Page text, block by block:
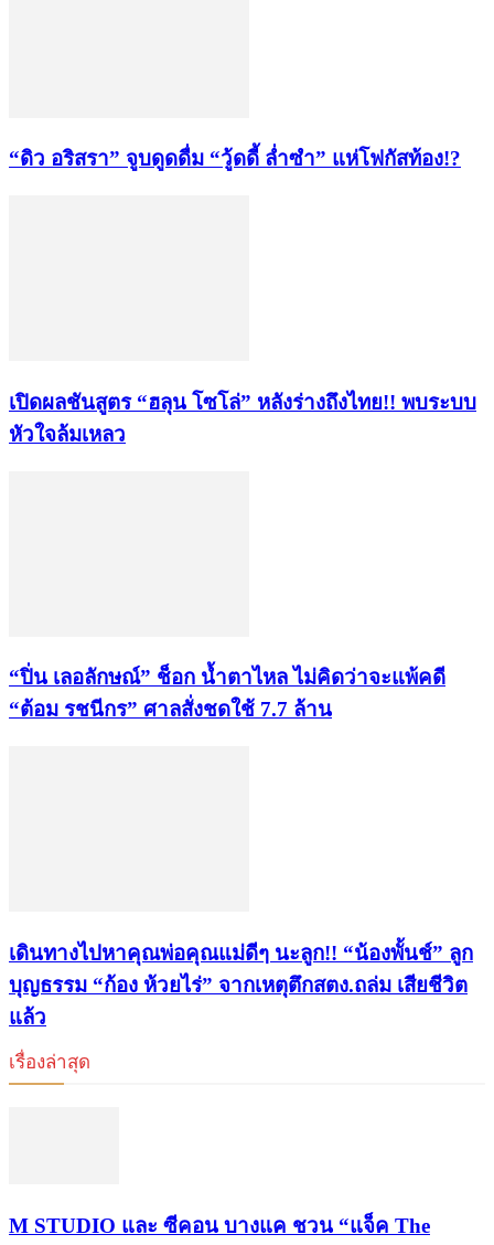
“ดิว อริสรา” จูบดูดดื่ม “วู้ดดี้ ล่ำซำ” แห่โฟกัสท้อง!?
เปิดผลชันสูตร “ฮลุน โซโล่” หลังร่างถึงไทย!! พบระบบ
หัวใจล้มเหลว
“ปิ่น เลอลักษณ์” ช็อก น้ำตาไหล ไม่คิดว่าจะแพ้คดี
“ต้อม รชนีกร” ศาลสั่งชดใช้ 7.7 ล้าน
เดินทางไปหาคุณพ่อคุณแม่ดีๆ นะลูก!! “น้องพั้นช์” ลูก
บุญธรรม “ก้อง ห้วยไร่” จากเหตุตึกสตง.ถล่ม เสียชีวิต
แล้ว
เรื่องล่าสุด
M STUDIO และ ซีคอน บางแค ชวน “แจ็ค The